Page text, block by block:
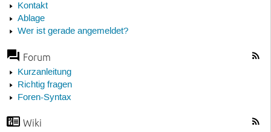
Kontakt
Ablage
Wer ist gerade angemeldet?
Forum
Kurzanleitung
Richtig fragen
Foren-Syntax
Wiki